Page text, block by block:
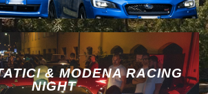
& MODENA RACING
NIGHT